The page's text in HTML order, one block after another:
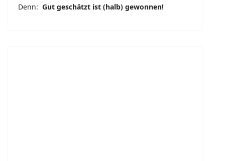
Denn: Gut geschätzt ist (halb) gewonnen!